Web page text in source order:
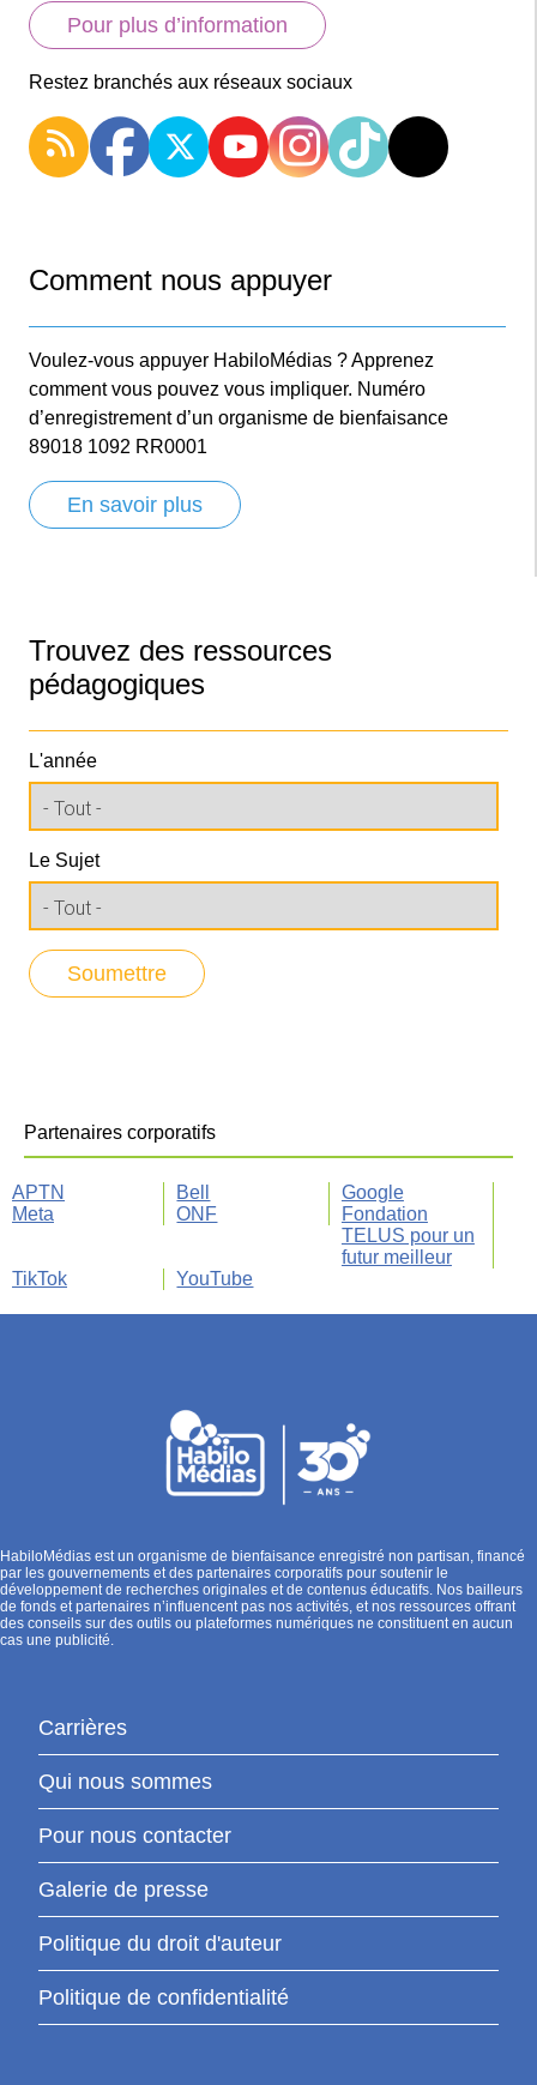
Pour plus d’information
Restez branchés aux réseaux sociaux
Comment nous appuyer
Voulez-vous appuyer HabiloMédias ? Apprenez
comment vous pouvez vous impliquer. Numéro
d’enregistrement d’un organisme de bienfaisance
89018 1092 RR0001
En savoir plus
Trouvez des ressources
pédagogiques
L'année
Le Sujet
Partenaires corporatifs
APTN Bell
Google
Meta
ONF
Fondation
TELUS pour un
futur meilleur
TikTok
YouTube
HabiloMédias est un organisme de bienfaisance enregistré non partisan, financé
par les gouvernements et des partenaires corporatifs pour soutenir le
développement de recherches originales et de contenus éducatifs. Nos bailleurs
de fonds et partenaires n’influencent pas nos activités, et nos ressources offrant
des conseils sur des outils ou plateformes numériques ne constituent en aucun
cas une publicité.
Carrières
Qui nous sommes
Pour nous contacter
Galerie de presse
Politique du droit d'auteur
Politique de confidentialité